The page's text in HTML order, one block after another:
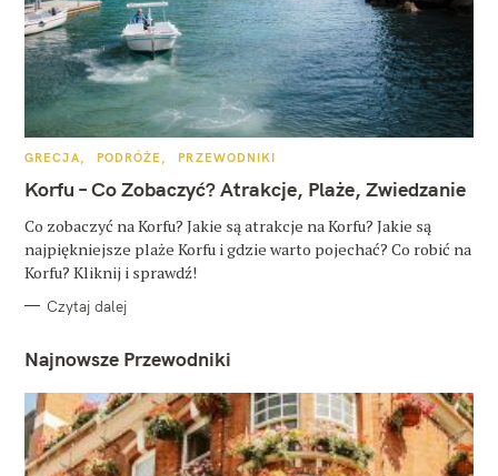
K
T
E
O
R
I
GRECJA PODRÓŻE PRZEWODNIKI
Korfu – Co Zobaczyć? Atrakcje, Plaże, Zwiedzanie
Co zobaczyć na Korfu? Jakie są atrakcje na Korfu? Jakie są
najpiękniejsze plaże Korfu i gdzie warto pojechać? Co robić na
Korfu? Kliknij i sprawdź!
Czytaj dalej
Najnowsze Przewodniki